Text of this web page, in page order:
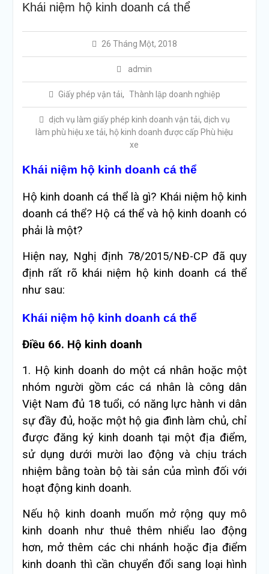
Khái niệm hộ kinh doanh cá thể
26 Tháng Một, 2018
admin
Giấy phép vận tải, Thành lập doanh nghiệp
dịch vụ làm giấy phép kinh doanh vận tải, dịch vụ
làm phù hiệu xe tải, hộ kinh doanh được cấp Phù hiệu
xe
Khái niệm hộ kinh doanh cá thể
Hộ kinh doanh cá thể là gì? Khái niệm hộ kinh
doanh cá thể? Hộ cá thể và hộ kinh doanh có
phải là một?
Hiện nay, Nghị định 78/2015/NĐ-CP đã quy
định rất rõ khái niệm hộ kinh doanh cá thể
như sau:
Khái niệm hộ kinh doanh cá thể
Điều 66. Hộ kinh doanh
1. Hộ kinh doanh do một cá nhân hoặc một
nhóm người gồm các cá nhân là công dân
Việt Nam đủ 18 tuổi, có năng lực hành vi dân
sự đầy đủ, hoặc một hộ gia đình làm chủ, chỉ
được đăng ký kinh doanh tại một địa điểm,
sử dụng dưới mười lao động và chịu trách
nhiệm bằng toàn bộ tài sản của mình đối với
hoạt động kinh doanh.
Nếu hộ kinh doanh muốn mở rộng quy mô
kinh doanh như thuê thêm nhiểu lao động
hơn, mở thêm các chi nhánh hoặc địa điểm
kinh doanh thì cần chuyển đổi sang loại hình